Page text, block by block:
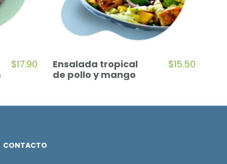
$17.90
Ensalada tropical
de pollo y mango
$15.50
CONTACTO